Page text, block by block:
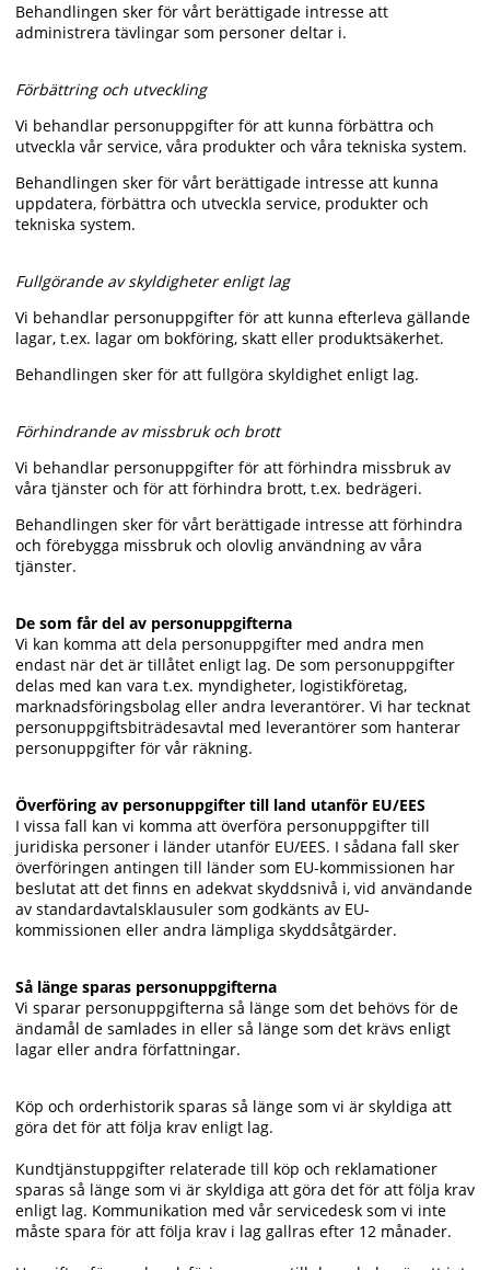
Behandlingen sker för vårt berättigade intresse att
administrera tävlingar som personer deltar i.
Förbättring och utveckling
Vi behandlar personuppgifter för att kunna förbättra och
utveckla vår service, våra produkter och våra tekniska system.
Behandlingen sker för vårt berättigade intresse att kunna
uppdatera, förbättra och utveckla service, produkter och
tekniska system.
Fullgörande av skyldigheter enligt lag
Vi behandlar personuppgifter för att kunna efterleva gällande
lagar, t.ex. lagar om bokföring, skatt eller produktsäkerhet.
Behandlingen sker för att fullgöra skyldighet enligt lag.
Förhindrande av missbruk och brott
Vi behandlar personuppgifter för att förhindra missbruk av
våra tjänster och för att förhindra brott, t.ex. bedrägeri.
Behandlingen sker för vårt berättigade intresse att förhindra
och förebygga missbruk och olovlig användning av våra
tjänster.
De som får del av personuppgifterna
Vi kan komma att dela personuppgifter med andra men
endast när det är tillåtet enligt lag. De som personuppgifter
delas med kan vara t.ex. myndigheter, logistikföretag,
marknadsföringsbolag eller andra leverantörer. Vi har tecknat
personuppgiftsbiträdesavtal med leverantörer som hanterar
personuppgifter för vår räkning.
Överföring av personuppgifter till land utanför EU/EES
I vissa fall kan vi komma att överföra personuppgifter till
juridiska personer i länder utanför EU/EES. I sådana fall sker
överföringen antingen till länder som EU-kommissionen har
beslutat att det finns en adekvat skyddsnivå i, vid användande
av standardavtalsklausuler som godkänts av EU-
kommissionen eller andra lämpliga skyddsåtgärder.
Så länge sparas personuppgifterna
Vi sparar personuppgifterna så länge som det behövs för de
ändamål de samlades in eller så länge som det krävs enligt
lagar eller andra författningar.
Köp och orderhistorik sparas så länge som vi är skyldiga att
göra det för att följa krav enligt lag.
Kundtjänstuppgifter relaterade till köp och reklamationer
sparas så länge som vi är skyldiga att göra det för att följa krav
enligt lag. Kommunikation med vår servicedesk som vi inte
måste spara för att följa krav i lag gallras efter 12 månader.